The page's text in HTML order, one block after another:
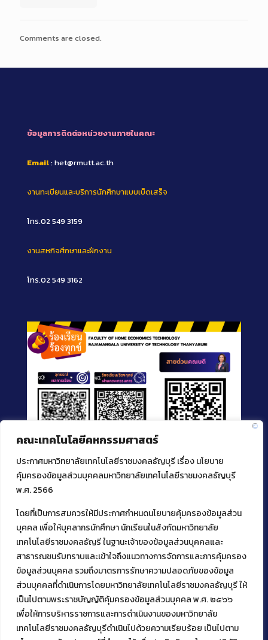
คณะเทคโนโลยีคหกรรมศาสตร์
ประกาศมหาวิทยาลัยเทคโนโลยีราชมงคลธัญบุรี เรื่อง นโยบาย
คุ้มครองข้อมูลส่วนบุคคลมหาวิทยาลัยเทคโนโลยีราชมงคลธัญบุรี
พ.ศ. 2566
โดยที่เป็นการสมควรให้มีประกาศกำหนดนโยบายคุ้มครองข้อมูลส่วน
บุคคล เพื่อให้บุคลากรนักศึกษา นักเรียนในสังกัดมหาวิทยาลัย
เทคโนโลยีราชมงคลธัญรี ในฐานะเจ้าของข้อมูลส่วนบุคคลและ
สาธารณชนรับทราบและเข้าใจถึงแนวทางการจัดการและการคุ้มครอง
ข้อมูลส่วนบุคคล รวมถึงมาตรการรักษาความปลอดภัยของข้อมูล
ส่วนบุคคลที่ดำเนินการโดยมหาวิทยาลัยเทคโนโลยีราชมงคลธัญบุรี ให้
เป็นไปตามพระราชบัญญัติคุ้มครองข้อมูลส่วนบุคคล พ.ศ. ๒๕๖๖
เพื่อให้การบริหารราชการและการดำเนินงานของมหาวิทยาลัย
เทคโนโลยีราชมงคลธัญบุรีดำเนินไปด้วยความเรียบร้อย เป็นไปตาม
Comments are closed.
ข้อมูลการติดต่อหน่วยงานภายในคณะ
Email: het@rmutt.ac.th
งานทะเบียนและบริการนักศึกษาแบบเบ็ดเสร็จ
โทร.02 549 3159
งานสหกิจศึกษาและฝึกงาน
โทร.02 549 3162
ติดต่อคณะเทคโนโลยีคหกรรมศาสตร์
39 หมู่ 1
ต.คลองหก อ. คลองหลวง
จ.ปทุมธานี 12120
โทร 02 549 3161
Facebook
Instagram
Mail